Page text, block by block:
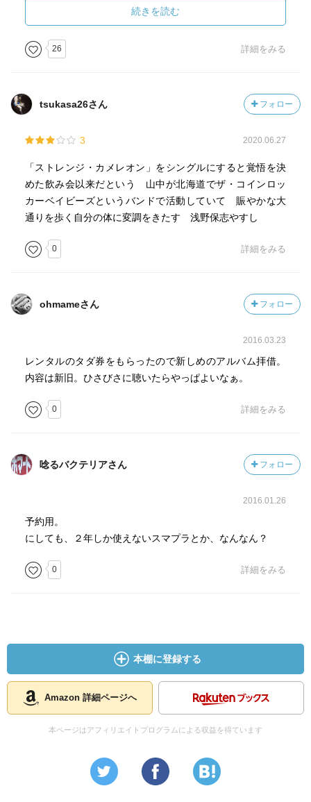
履きつぶした靴のため息
ドリブルのハーモニー
低い空
放課後のジュリエット
泣いたキミ
もっと浸っていたいな
今しかない感情は
火傷するほど
二度と戻れないんだ
道なんだろう 知ってるよ
昨日の僕が
素直に明日の
ドアを開けよう
そっと心に刻んだ
走り書きの青春を
どんな気持ちで
子供じみた失敗も
笑える時が
悪くないのだろう
大人になるのも悪くない、この曲のレコーディングの時に
は、さわおさんも、きっとそう思っていたはず。そんな予
がら、どっしりと構えた硬質感を持った、聴き応え充分な
ロッカバラードとなっており、サビの切ないメロディが印
象的です。
ちなみに、この曲のMVは、渋谷の同名ライブハウス
｢CHELSEA HOTEL｣で撮影されており、私も昔、別のバン
に満ちた狭い空間が印象的でした。
続きを読む
26 詳細をみる
tsukasa26さん フォロー
3 2020.06.27
「ストレンジ・カメレオン」をシングルにすると覚悟を決
めた飲み会以来だという 山中が北海道でザ・コインロッ
カーベイビーズというバンドで活動していて 賑やかな大
通りを歩く自分の体に変調をきたす 浅野保志やすし
0 詳細をみる
ohmameさん フォロー
2016.03.23
レンタルのタダ券をもらったので新しめのアルバム拝借。
内容は新旧。ひさびさに聴いたらやっぱよいなぁ。
0 詳細をみる
唸るバクテリアさん フォロー
2016.01.26
予約用。
にしても、２年しか使えないスマプラとか、なんなん？
0 詳細をみる
本棚に登録する
Amazon 詳細ページへ
本ページはアフィリエイトプログラムによる収益を得ています